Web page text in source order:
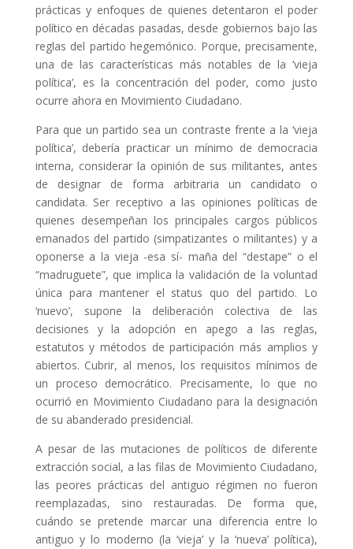
prácticas y enfoques de quienes detentaron el poder
político en décadas pasadas, desde gobiernos bajo las
reglas del partido hegemónico. Porque, precisamente,
una de las características más notables de la ‘vieja
política’, es la concentración del poder, como justo
ocurre ahora en Movimiento Ciudadano.
Para que un partido sea un contraste frente a la ‘vieja
política’, debería practicar un mínimo de democracia
interna, considerar la opinión de sus militantes, antes
de designar de forma arbitraria un candidato o
candidata. Ser receptivo a las opiniones políticas de
quienes desempeñan los principales cargos públicos
emanados del partido (simpatizantes o militantes) y a
oponerse a la vieja -esa sí- maña del “destape” o el
“madruguete”, que implica la validación de la voluntad
única para mantener el status quo del partido. Lo
‘nuevo’, supone la deliberación colectiva de las
decisiones y la adopción en apego a las reglas,
estatutos y métodos de participación más amplios y
abiertos. Cubrir, al menos, los requisitos mínimos de
un proceso democrático. Precisamente, lo que no
ocurrió en Movimiento Ciudadano para la designación
de su abanderado presidencial.
A pesar de las mutaciones de políticos de diferente
extracción social, a las filas de Movimiento Ciudadano,
las peores prácticas del antiguo régimen no fueron
reemplazadas, sino restauradas. De forma que,
cuándo se pretende marcar una diferencia entre lo
antiguo y lo moderno (la ‘vieja’ y la ‘nueva’ política),